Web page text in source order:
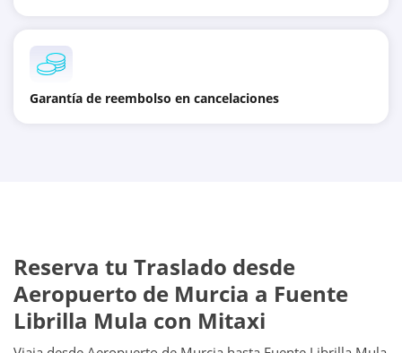
Garantía de reembolso en cancelaciones
Reserva tu Traslado desde
Aeropuerto de Murcia a Fuente
Librilla Mula con Mitaxi